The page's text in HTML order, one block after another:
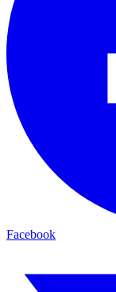
Facebook